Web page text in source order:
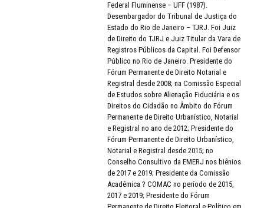
Federal Fluminense – UFF (1987).
Desembargador do Tribunal de Justiça do
Estado do Rio de Janeiro – TJRJ. Foi Juiz
de Direito do TJRJ e Juiz Titular da Vara de
Registros Públicos da Capital. Foi Defensor
Público no Rio de Janeiro. Presidente do
Fórum Permanente de Direito Notarial e
Registral desde 2008; na Comissão Especial
de Estudos sobre Alienação Fiduciária e os
Direitos do Cidadão no Âmbito do Fórum
Permanente de Direito Urbanístico, Notarial
e Registral no ano de 2012; Presidente do
Fórum Permanente de Direito Urbanístico,
Notarial e Registral desde 2015; no
Conselho Consultivo da EMERJ nos biênios
de 2017 e 2019; Presidente da Comissão
Acadêmica ? COMAC no período de 2015,
2017 e 2019; Presidente do Fórum